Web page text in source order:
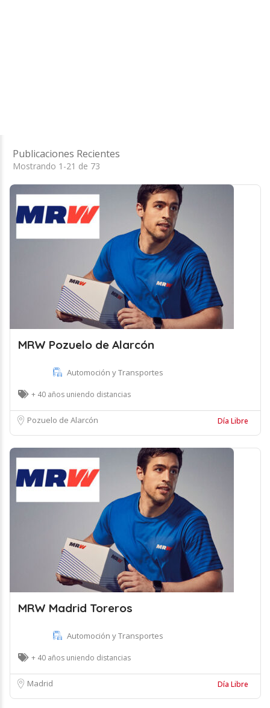
Publicaciones Recientes
Mostrando 1-21 de 73
MRW Pozuelo de Alarcón
Automoción y Transportes
+ 40 años uniendo distancias
Pozuelo de Alarcón Día Libre
MRW Madrid Toreros
Automoción y Transportes
+ 40 años uniendo distancias
Madrid Día Libre